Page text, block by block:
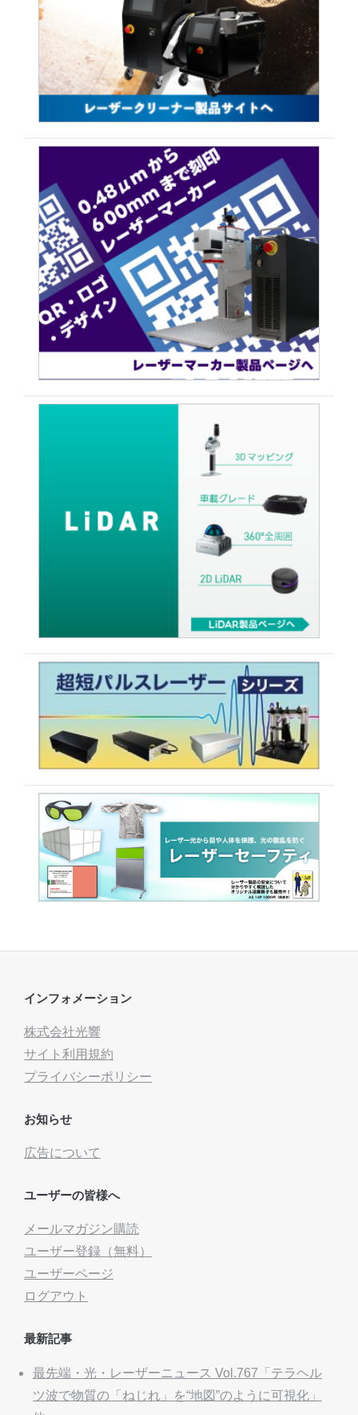
インフォメーション
株式会社光響
サイト利用規約
プライバシーポリシー
お知らせ
広告について
ユーザーの皆様へ
メールマガジン購読
ユーザー登録（無料）
ユーザーページ
ログアウト
最新記事
最先端・光・レーザーニュース Vol.767「テラヘル
ツ波で物質の「ねじれ」を“地図”のように可視化」